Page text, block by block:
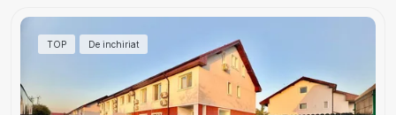
TOP De inchiriat